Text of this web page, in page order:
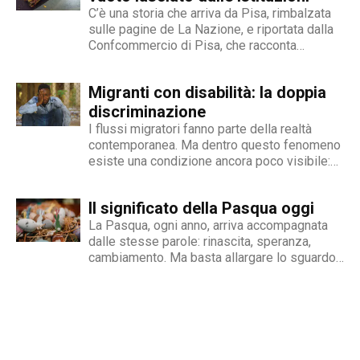
deboli della società, spinto dall'irrefrenabile
curiosità. L’immancabile sete di verità lo
checking in campo giornalistico e come capo
redattore del nostro magazine online.
C’è una storia che arriva da Pisa, rimbalzata
sulle pagine de La Nazione, e riportata dalla
Confcommercio di Pisa, che racconta
persone con disabilità in Italia. Una madre e
un padre hanno deciso...
Migranti con disabilità: la doppia
discriminazione
I flussi migratori fanno parte della realtà
contemporanea. Ma dentro questo fenomeno
esiste una condizione ancora poco visibile:
traduce in discriminazione intersezionale.
Perché il fenomeno esiste Le cause sono
diverse e spesso...
Il significato della Pasqua oggi
La Pasqua, ogni anno, arriva accompagnata
dalle stesse parole: rinascita, speranza,
cambiamento. Ma basta allargare lo sguardo